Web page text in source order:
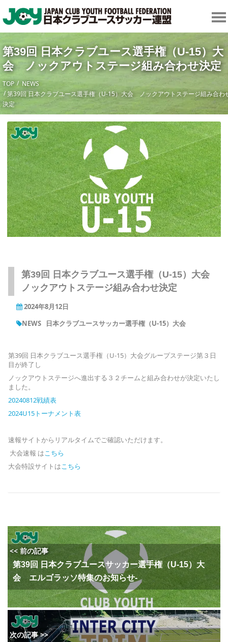
第39回 日本クラブユース選手権（U-15）大
会 ノックアウトステージ組み合わせ決定
TOP
NEWS
第39回 日本クラブユース選手権（U-15）大会 ノックアウトステージ組み合わ
決定
第39回 日本クラブユース選手権（U-15）大会
ノックアウトステージ組み合わせ決定
2024年8月12日
NEWS
日本クラブユースサッカー選手権（U-15）大会
第39回 日本クラブユース選手権（U-15）大会グループステージ第３日
目が終了し
ノックアウトステージへ進出する３２チームと組み合わせが決定いたし
ました。
20240812戦績表
2024U15トーナメント表
速報サイトからリアルタイムでご確認いただけます。
大会速報 はこちら
大会特設サイトはこちら
<< 前の記事
第39回 日本クラブユースサッカー選手権（U-15）大
会 エルゴラッソ特集のお知らせ-
次の記事 >>